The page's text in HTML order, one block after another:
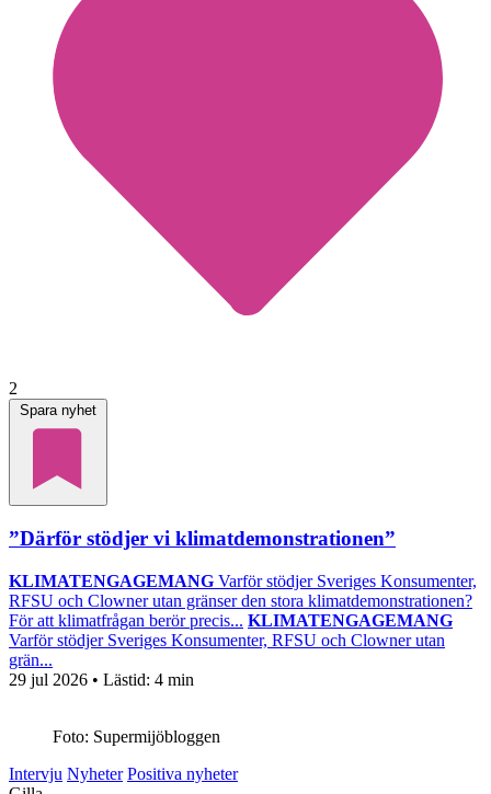
2
Spara nyhet
”Därför stödjer vi klimatdemonstrationen”
KLIMATENGAGEMANG Varför stödjer Sveriges Konsumenter,
RFSU och Clowner utan gränser den stora klimatdemonstrationen?
För att klimatfrågan berör precis... KLIMATENGAGEMANG
Varför stödjer Sveriges Konsumenter, RFSU och Clowner utan
grän...
29 jul 2026 • Lästid: 4 min
Foto: Supermijöbloggen
Intervju Nyheter Positiva nyheter